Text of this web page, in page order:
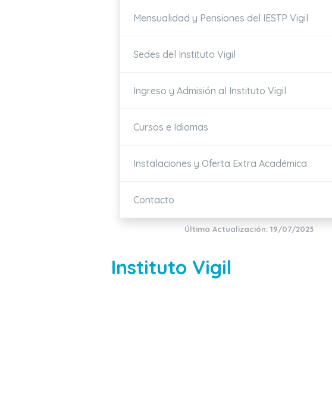
Mensualidad y Pensiones del IESTP Vigil
Sedes del Instituto Vigil
Ingreso y Admisión al Instituto Vigil
Cursos e Idiomas
Instalaciones y Oferta Extra Académica
Contacto
Última Actualización: 19/07/2023
Instituto Vigil